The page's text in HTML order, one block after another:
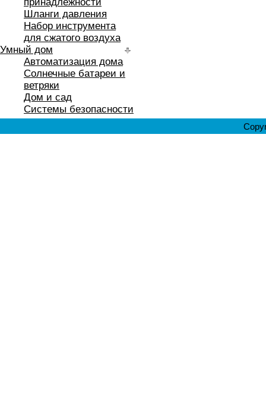
Шланги давления
Набор инструмента
для сжатого воздуха
Умный дом
Автоматизация дома
Солнечные батареи и
ветряки
Дом и сад
Системы безопасности